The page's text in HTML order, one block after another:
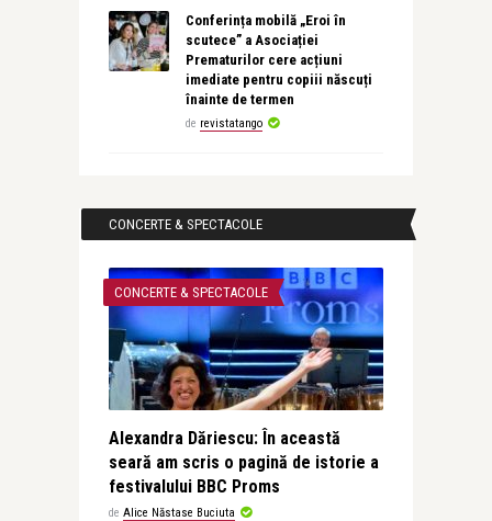
Conferința mobilă „Eroi în
scutece” a Asociației
Prematurilor cere acțiuni
imediate pentru copiii născuți
înainte de termen
de revistatango
CONCERTE & SPECTACOLE
CONCERTE & SPECTACOLE
Alexandra Dăriescu: În această
seară am scris o pagină de istorie a
festivalului BBC Proms
de Alice Năstase Buciuta